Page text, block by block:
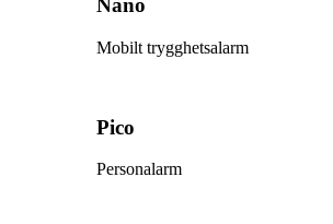
Nano
Mobilt trygghetsalarm
Pico
Personalarm